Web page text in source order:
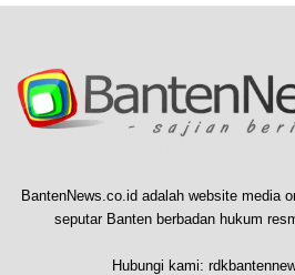
BantenNews.co.id adalah website media
seputar Banten berbadan hukum
Hubungi kami: